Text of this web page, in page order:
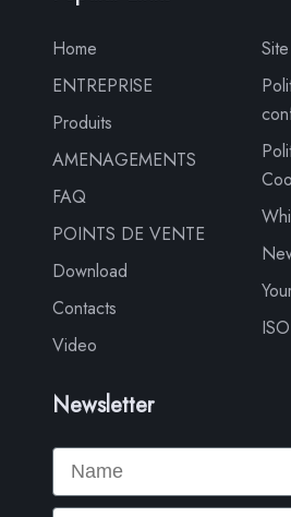
Home
ENTREPRISE
Produits
AMENAGEMENTS
FAQ
POINTS DE VENTE
Download
Contacts
Video
Newsletter
Name